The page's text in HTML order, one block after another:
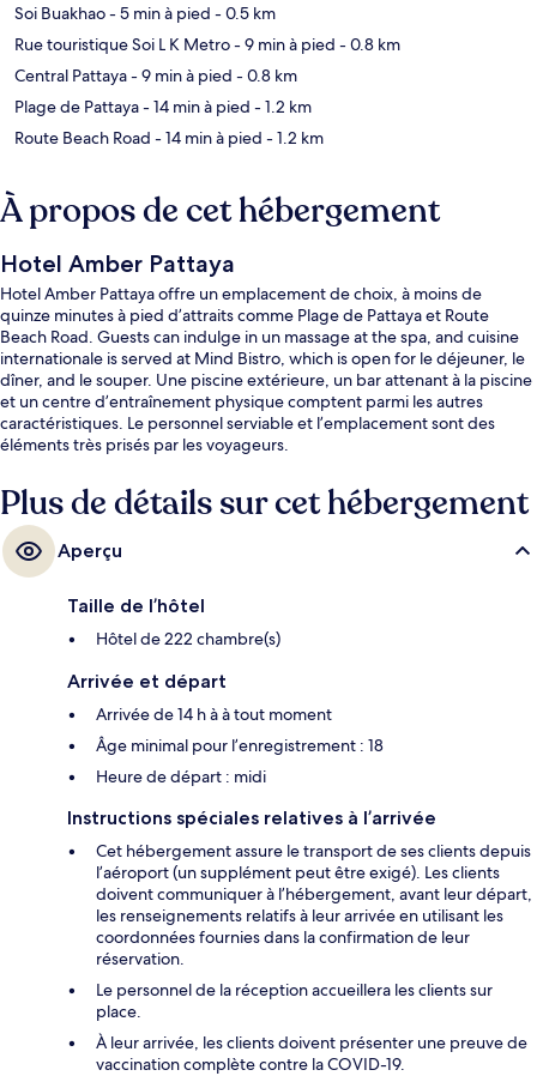
Soi Buakhao- 5 min à pied - 0.5 km
Rue touristique Soi L K Metro- 9 min à pied - 0.8 km
Central Pattaya- 9 min à pied - 0.8 km
Plage de Pattaya- 14 min à pied - 1.2 km
Route Beach Road - 14 min à pied - 1.2 km
À propos de cet hébergement
Hotel Amber Pattaya
Hotel Amber Pattaya offre un emplacement de choix, à moins de
quinze minutes à pied d’attraits comme Plage de Pattaya et Route
Beach Road. Guests can indulge in un massage at the spa, and cuisine
internationale is served at Mind Bistro, which is open for le déjeuner, le
dîner, and le souper. Une piscine extérieure, un bar attenant à la piscine
et un centre d’entraînement physique comptent parmi les autres
caractéristiques. Le personnel serviable et l’emplacement sont des
éléments très prisés par les voyageurs.
Plus de détails sur cet hébergement
Aperçu
Taille de l’hôtel
Hôtel de 222 chambre(s)
Arrivée et départ
Arrivée de 14 h à à tout moment
Âge minimal pour l’enregistrement : 18
Heure de départ : midi
Instructions spéciales relatives à l’arrivée
Cet hébergement assure le transport de ses clients depuis
l’aéroport (un supplément peut être exigé). Les clients
doivent communiquer à l’hébergement, avant leur départ,
les renseignements relatifs à leur arrivée en utilisant les
coordonnées fournies dans la confirmation de leur
réservation.
Le personnel de la réception accueillera les clients sur
place.
À leur arrivée, les clients doivent présenter une preuve de
vaccination complète contre la COVID-19.